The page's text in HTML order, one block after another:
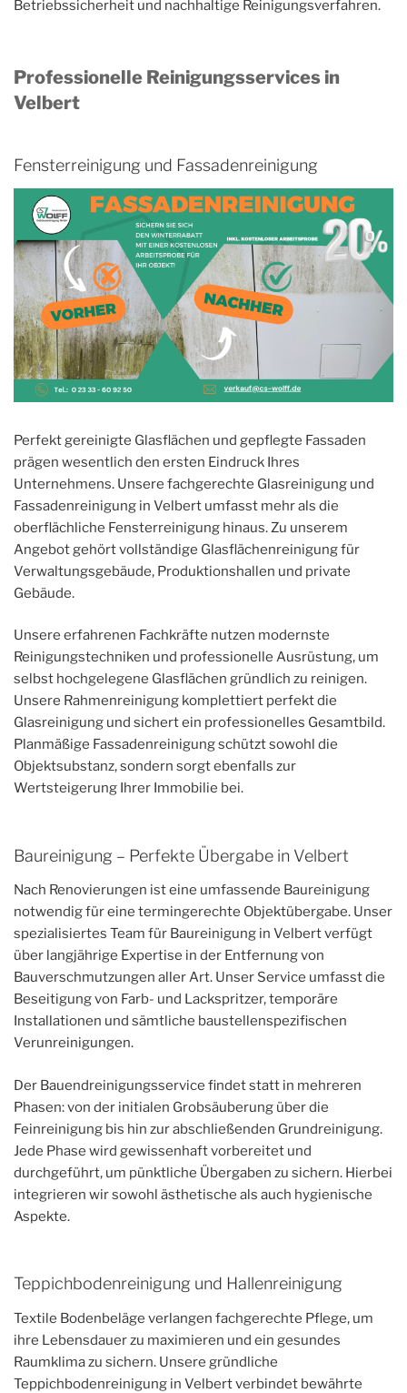
Betriebssicherheit und nachhaltige Reinigungsverfahren.
Professionelle Reinigungsservices in
Velbert
Fensterreinigung und Fassadenreinigung
Perfekt gereinigte Glasflächen und gepflegte Fassaden
prägen wesentlich den ersten Eindruck Ihres
Unternehmens. Unsere fachgerechte Glasreinigung und
Fassadenreinigung in Velbert umfasst mehr als die
oberflächliche Fensterreinigung hinaus. Zu unserem
Angebot gehört vollständige Glasflächenreinigung für
Verwaltungsgebäude, Produktionshallen und private
Gebäude.
Unsere erfahrenen Fachkräfte nutzen modernste
Reinigungstechniken und professionelle Ausrüstung, um
selbst hochgelegene Glasflächen gründlich zu reinigen.
Unsere Rahmenreinigung komplettiert perfekt die
Glasreinigung und sichert ein professionelles Gesamtbild.
Planmäßige Fassadenreinigung schützt sowohl die
Objektsubstanz, sondern sorgt ebenfalls zur
Wertsteigerung Ihrer Immobilie bei.
Baureinigung – Perfekte Übergabe in Velbert
Nach Renovierungen ist eine umfassende Baureinigung
notwendig für eine termingerechte Objektübergabe. Unser
spezialisiertes Team für Baureinigung in Velbert verfügt
über langjährige Expertise in der Entfernung von
Bauverschmutzungen aller Art. Unser Service umfasst die
Beseitigung von Farb- und Lackspritzer, temporäre
Installationen und sämtliche baustellenspezifischen
Verunreinigungen.
Der Bauendreinigungsservice findet statt in mehreren
Phasen: von der initialen Grobsäuberung über die
Feinreinigung bis hin zur abschließenden Grundreinigung.
Jede Phase wird gewissenhaft vorbereitet und
durchgeführt, um pünktliche Übergaben zu sichern. Hierbei
integrieren wir sowohl ästhetische als auch hygienische
Aspekte.
Teppichbodenreinigung und Hallenreinigung
Textile Bodenbeläge verlangen fachgerechte Pflege, um
ihre Lebensdauer zu maximieren und ein gesundes
Raumklima zu sichern. Unsere gründliche
Teppichbodenreinigung in Velbert verbindet bewährte